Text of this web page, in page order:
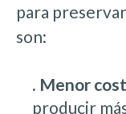
para
son:
. Menor
producir